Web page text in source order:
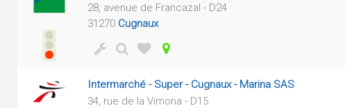
28, avenue de Francazal - D24
31270 Cugnaux
Intermarché - Super - Cugnaux - Marina SAS
34, rue de la Vimona - D15